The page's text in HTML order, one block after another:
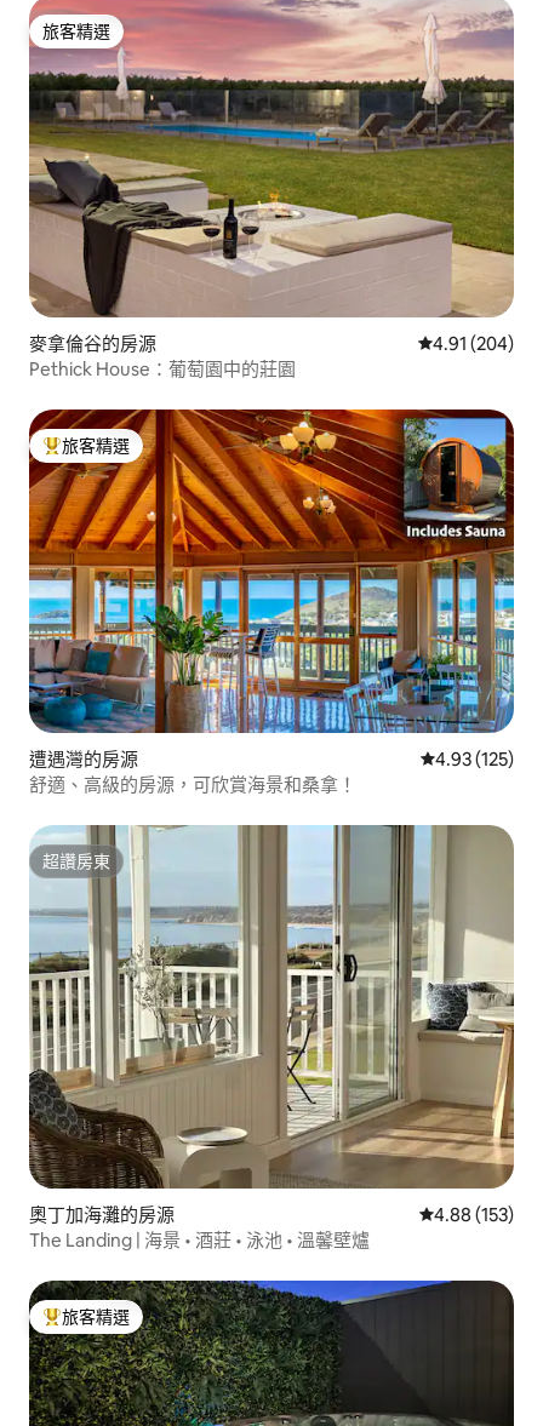
旅客精選
旅客精選
麥拿倫谷的房源 從 204 則評價
4.91 (204)
Pethick House：葡萄園中的莊園
旅客精選榜首
旅客精選
遭遇灣的房源 從 125 則評價
4.93 (125)
舒適、高級的房源，可欣賞海景和桑拿！
超讚房東
超讚房東
奧丁加海灘的房源 從 153 則評價
4.88 (153)
The Landing | 海景 • 酒莊 • 泳池 • 溫馨壁爐
旅客精選榜首
旅客精選